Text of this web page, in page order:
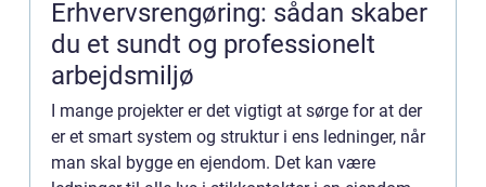
Erhvervsrengøring: sådan skaber
du et sundt og professionelt
arbejdsmiljø
I mange projekter er det vigtigt at sørge for at der
er et smart system og struktur i ens ledninger, når
man skal bygge en ejendom. Det kan være